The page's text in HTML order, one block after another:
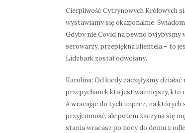
Cierpliwość Cytrynowych Królowych
wystawiamy się okazjonalnie.
Gdyby nie Covid na pewno
serowarzy, przepiękna klientela – to
Lidzbark został odwołany.
Karolina: Od kiedy zaczęłyśmy
przepychanek kto jest ważniejszy, kto
A wracając do tych imprez, na których
przyjemność, ale potem zaczyna się
stania wracasz po nocy do domu z